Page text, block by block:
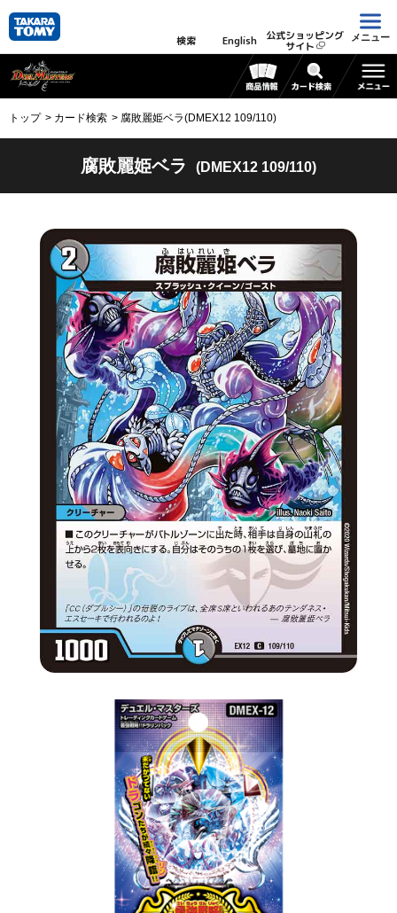
検索 English 公式ショッピング
サイト
メニュー
トップ カード検索 腐敗麗姫ベラ(DMEX12 109/110)
腐敗麗姫ベラ (DMEX12 109/110)